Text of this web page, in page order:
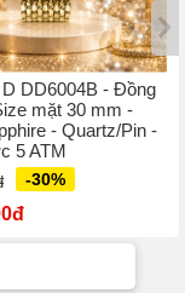
DD6004B - Đồng
mặt 30 mm -
- Quartz/Pin -
5 ATM
-30%